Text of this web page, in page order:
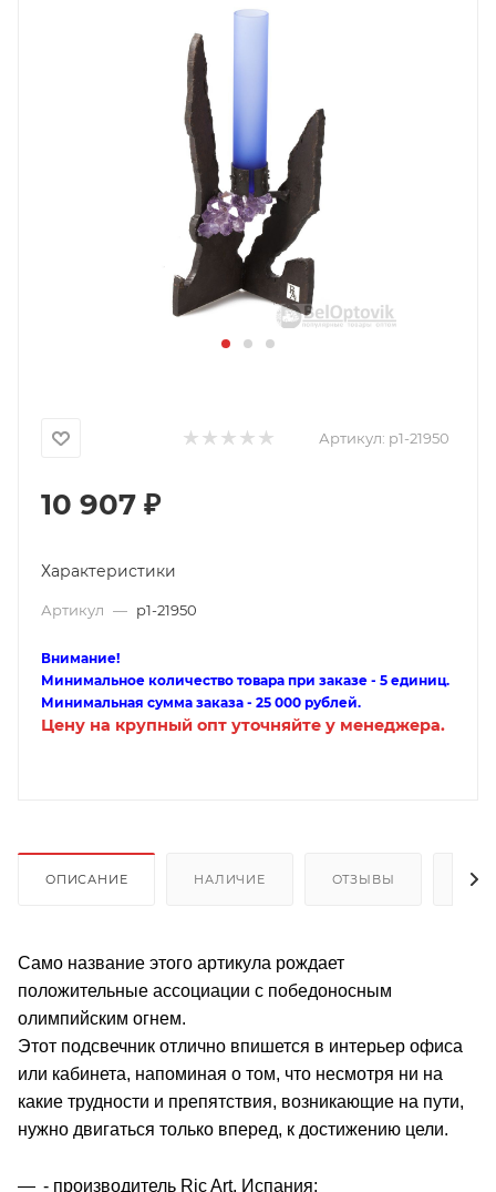
Артикул: p1-21950
10 907 ₽
Характеристики
Артикул — p1-21950
Внимание!
Минимальное количество товара при заказе - 5 единиц.
Минимальная сумма заказа - 25 000 рублей.
Цену на крупный опт уточняйте у менеджера.
ОПИСАНИЕ НАЛИЧИЕ ОТЗЫВЫ
Само название этого артикула рождает
положительные ассоциации с победоносным
олимпийским огнем.
Этот подсвечник отлично впишется в интерьер офиса
или кабинета, напоминая о том, что несмотря ни на
какие трудности и препятствия, возникающие на пути,
нужно двигаться только вперед, к достижению цели.
- производитель Ric Art, Испания;